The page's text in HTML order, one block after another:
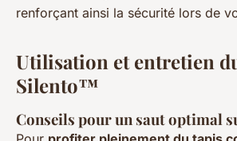
renforçant ainsi la sécurité lors de
Utilisation et entretien
Silento™
Conseils pour un saut optimal